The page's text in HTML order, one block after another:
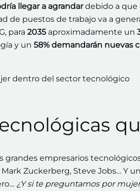
llegar a agrandardebido a que
de puestos de trabajo va a
para 2035 aproximadamente un
y un 58% demandarán nuevas
grandes empresarios
Mark Zuckerberg, Steve Jobs… Y
¿Y si te preguntamos por